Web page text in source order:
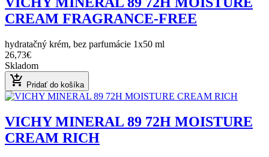
CREAM FRAGRANCE-FREE
hydratačný krém, bez parfumácie 1x50 ml
26,73€
Skladom
add_shopping_cart Pridať do košíka
VICHY MINERAL 89 72H MOISTURE
CREAM RICH